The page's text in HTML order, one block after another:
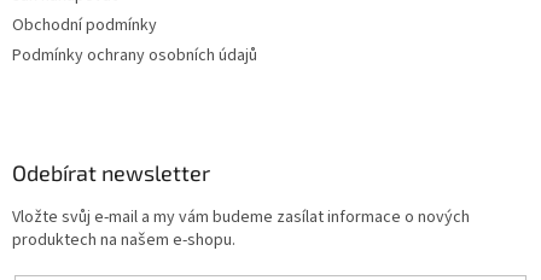
Obchodní podmínky
Podmínky ochrany osobních údajů
Odebírat newsletter
Vložte svůj e-mail a my vám budeme zasílat informace o nových
produktech na našem e-shopu.